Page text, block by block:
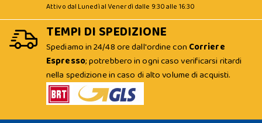
Attivo dal Lunedì al Venerdì dalle 9:30 alle 16:30
TEMPI DI SPEDIZIONE
Spediamo in 24/48 ore dall'ordine con Corriere
Espresso; potrebbero in ogni caso verificarsi ritardi
nella spedizione in caso di alto volume di acquisti.